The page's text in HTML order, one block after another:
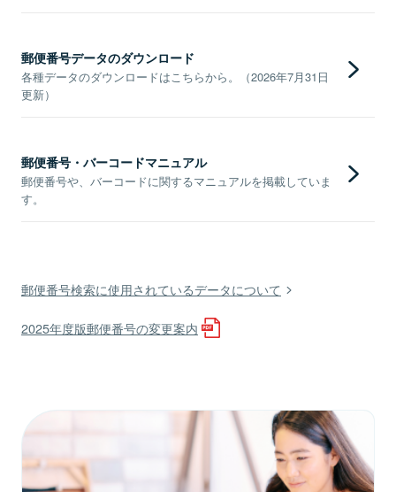
郵便番号データのダウンロード
各種データのダウンロードはこちらから。（2026年7月31日
更新）
郵便番号・バーコードマニュアル
郵便番号や、バーコードに関するマニュアルを掲載していま
す。
郵便番号検索に使用されているデータについて
2025年度版郵便番号の変更案内